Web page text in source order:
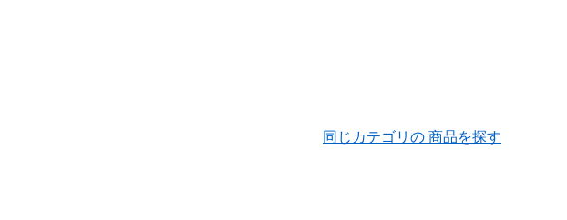
同じカテゴリの 商品を探す